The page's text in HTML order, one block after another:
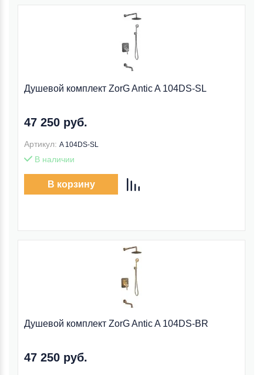
Душевой комплект ZorG Antic A 104DS-SL
47 250 руб.
Артикул: A 104DS-SL
В наличии
В корзину
Душевой комплект ZorG Antic A 104DS-BR
47 250 руб.